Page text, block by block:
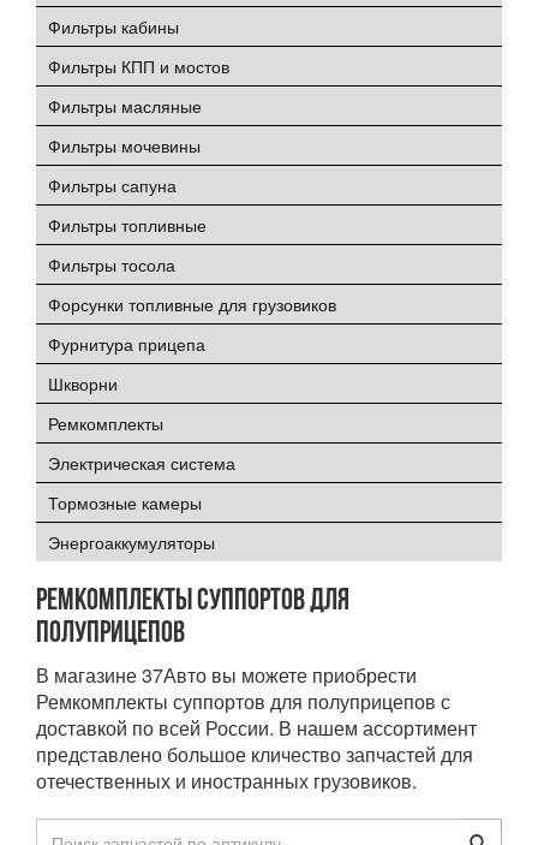
Фильтры кабины
Фильтры КПП и мостов
Фильтры масляные
Фильтры мочевины
Фильтры сапуна
Фильтры топливные
Фильтры тосола
Форсунки топливные для грузовиков
Фурнитура прицепа
Шкворни
Ремкомплекты
Электрическая система
Тормозные камеры
Энергоаккумуляторы
Ремкомплекты суппортов для
полуприцепов
В магазине 37Авто вы можете приобрести
Ремкомплекты суппортов для полуприцепов с
доставкой по всей России. В нашем ассортимент
представлено большое кличество запчастей для
отечественных и иностранных грузовиков.